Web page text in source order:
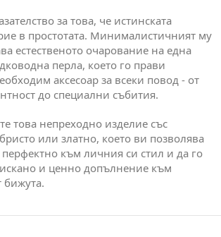
за това, че истинската
в простотата. Минималистичният му
естественото очарование на една
перла, което го прави
аксесоар за всеки повод - от
до специални събития.
това непреходно изделие със
или златно, което ви позволява
перфектно към личния си стил и да го
и ценно допълнение към
бижута.